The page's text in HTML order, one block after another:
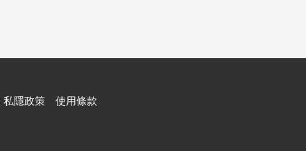
私隱政策
使用條款